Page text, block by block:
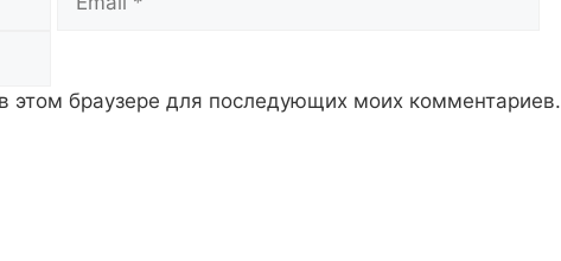
этом браузере для последующих моих комментариев.